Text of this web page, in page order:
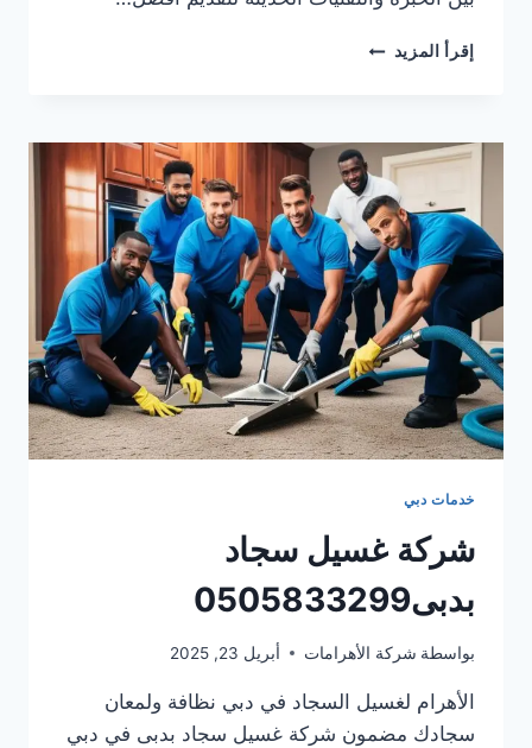
إقرأ المزيد شركة
خدمات دبي
شركة غسيل سجاد
بدبى0505833299
بواسطة شركة الأهرامات أبريل 23, 2025
الأهرام لغسيل السجاد في دبي نظافة ولمعان
سجادك مضمون شركة غسيل سجاد بدبى في دبي